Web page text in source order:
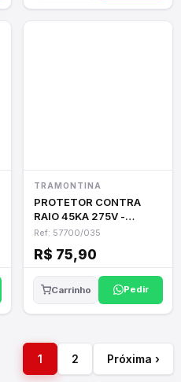
TRAMONTINA
PROTETOR CONTRA
RAIO 45KA 275V -
TRAMONTINA
Ref: 57700/035
R$ 75,90
Carrinho Pedir
1 2 Próxima ›